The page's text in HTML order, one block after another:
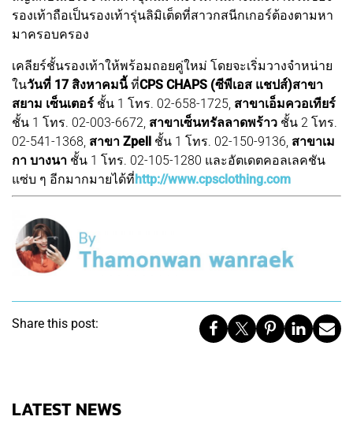
รองเท้าถือเป็นรองเท้ารุ่นลิมิเต็ดที่สาวกสนีกเกอร์ต้องตามหา
มาครอบครอง
เคลียร์ชั้นรองเท้าให้พร้อมถอยคู่ใหม่ โดยจะเริ่มวางจำหน่าย
ในวันที่ 17 สิงหาคมนี้ที่CPS CHAPS (ซีพีเอส แชปส์)สาขา
สยาม เซ็นเตอร์ ชั้น 1 โทร. 02-658-1725, สาขาเอ็มควอเทียร์
ชั้น 1 โทร. 02-003-6672, สาขาเซ็นทรัลลาดพร้าว ชั้น 2 โทร.
02-541-1368, สาขา Zpell ชั้น 1 โทร. 02-150-9136, สาขาเม
กา บางนา ชั้น 1 โทร. 02-105-1280 และอัตเดตคอลเลคชัน
แซ่บ ๆ อีกมากมายได้ที่http://www.cpsclothing.com
Share this post:
LATEST NEWS